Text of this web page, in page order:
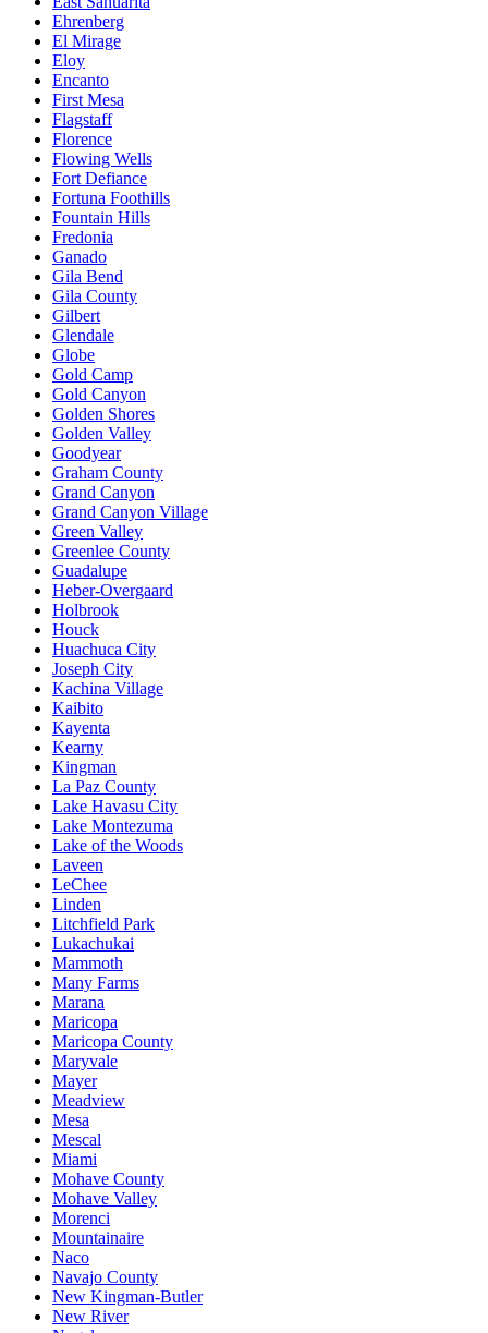
Ehrenberg
El Mirage
Eloy
Encanto
First Mesa
Flagstaff
Florence
Flowing Wells
Fort Defiance
Fortuna Foothills
Fountain Hills
Fredonia
Ganado
Gila Bend
Gila County
Gilbert
Glendale
Globe
Gold Camp
Gold Canyon
Golden Shores
Golden Valley
Goodyear
Graham County
Grand Canyon
Grand Canyon Village
Green Valley
Greenlee County
Guadalupe
Heber-Overgaard
Holbrook
Houck
Huachuca City
Joseph City
Kachina Village
Kaibito
Kayenta
Kearny
Kingman
La Paz County
Lake Havasu City
Lake Montezuma
Lake of the Woods
Laveen
LeChee
Linden
Litchfield Park
Lukachukai
Mammoth
Many Farms
Marana
Maricopa
Maricopa County
Maryvale
Mayer
Meadview
Mesa
Mescal
Miami
Mohave County
Mohave Valley
Morenci
Mountainaire
Naco
Navajo County
New Kingman-Butler
New River